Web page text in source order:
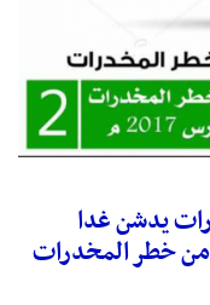
يدشن غدا
من خطر المخدرات